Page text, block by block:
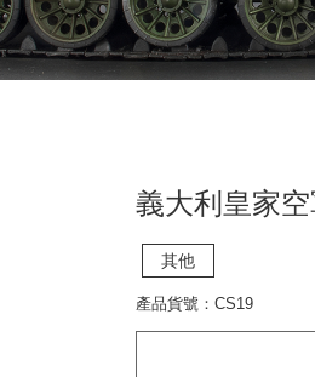
義大利皇家
其他
產品貨號：CS19